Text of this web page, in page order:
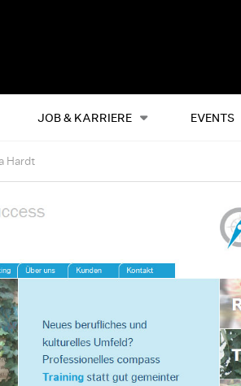
JOB & KARRIERE EVENTS
Alles
Hardt